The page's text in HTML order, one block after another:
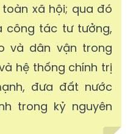
xã hội; qua đó
công tác tư tưởng,
và dân vận trong
hệ thống chính trị
đưa đất nước
trong kỷ nguyên